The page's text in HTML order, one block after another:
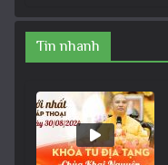
Tin nhanh